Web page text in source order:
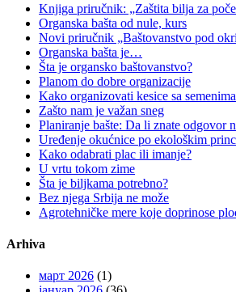
Knjiga priručnik: „Zaštita bilja za
Organska bašta od nule, kurs
Novi priručnik „Baštovanstvo pod
Organska bašta je…
Šta je organsko baštovanstvo?
Planom do dobre organizacije
Kako organizovati kesice sa
Zašto nam je važan sneg
Planiranje bašte: Da li znate odgovor
Uređenje okućnice po ekološkim
Kako odabrati plac ili imanje?
U vrtu tokom zime
Šta je biljkama potrebno?
Bez njega Srbija ne može
Agrotehničke mere koje doprinose
Arhiva
март 2026 (1)